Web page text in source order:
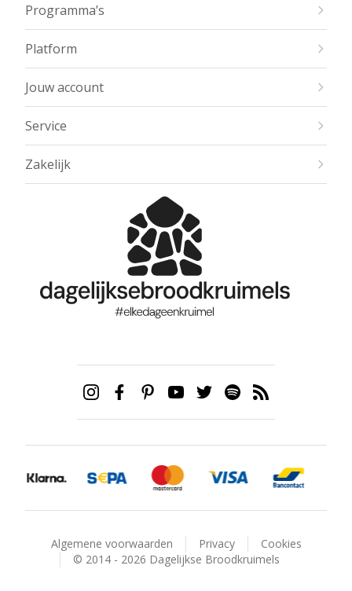
Programma’s
Platform
Jouw account
Service
Zakelijk
Algemene voorwaarden Privacy
Cookies
© 2014 - 2026 Dagelijkse Broodkruimels